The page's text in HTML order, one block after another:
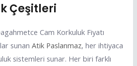
Çeşitleri
Cam Korkuluk Fiyatı
sunan Atik Paslanmaz, her ihtiyaca
sistemleri sunar. Her biri farklı